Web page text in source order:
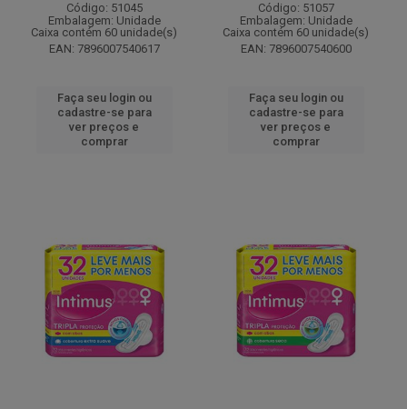
Código: 51045
Embalagem: Unidade
Caixa contém 60 unidade(s)
EAN: 7896007540617
Faça seu login ou
cadastre-se para
ver preços e
comprar
Código: 51057
Embalagem: Unidade
Caixa contém 60 unidade(s)
EAN: 7896007540600
Faça seu login ou
cadastre-se para
ver preços e
comprar